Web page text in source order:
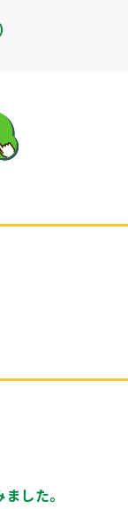
した。